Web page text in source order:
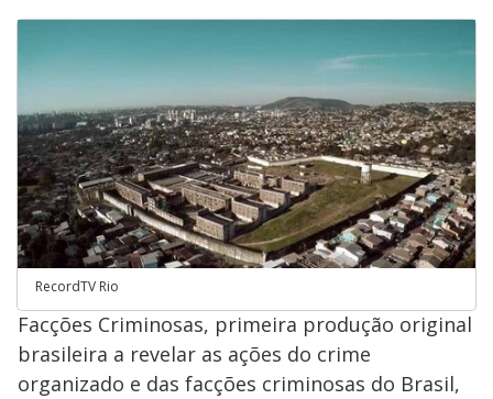
RecordTV Rio
Facções Criminosas, primeira produção original
brasileira a revelar as ações do crime
organizado e das facções criminosas do Brasil,